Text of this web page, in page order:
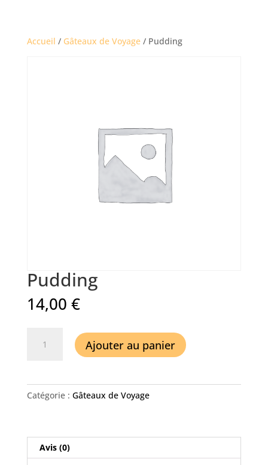
Accueil / Gâteaux de Voyage/ Pudding
Pudding
14,00 €
Ajouter au panier
Catégorie : Gâteaux de Voyage
Avis (0)